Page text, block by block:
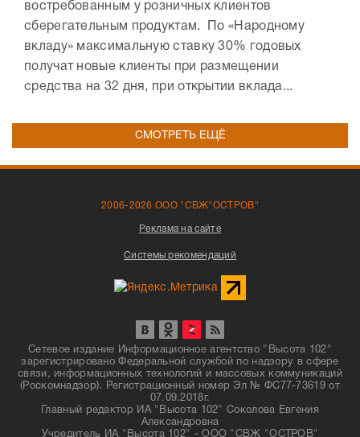
востребованным у розничных клиентов
сберегательным продуктам. По «Народному
вкладу» максимальную ставку 30% годовых
получат новые клиенты при размещении
средства на 32 дня, при открытии вклада...
СМОТРЕТЬ ЕЩЁ
2006-2026 ООО "СВЖ"ОСТРОВ"
Реклама на сайте
Системы рекомендаций
Сетевое издание Информационное агентство "Высота 102"
зарегистрировано Федеральной службой по надзору в сфере
связи, информационных технологий и массовых коммуникаций
(Роскомнадзор). Регистрационный номер Эл № ФС77-73619 от
07.09.2018г.
Главный редактор ИА "Высота 102" Соколова Евгения
Александровна
Учредитель ИА "Высота 102" - ООО "СВЖ "ОСТРОВ"